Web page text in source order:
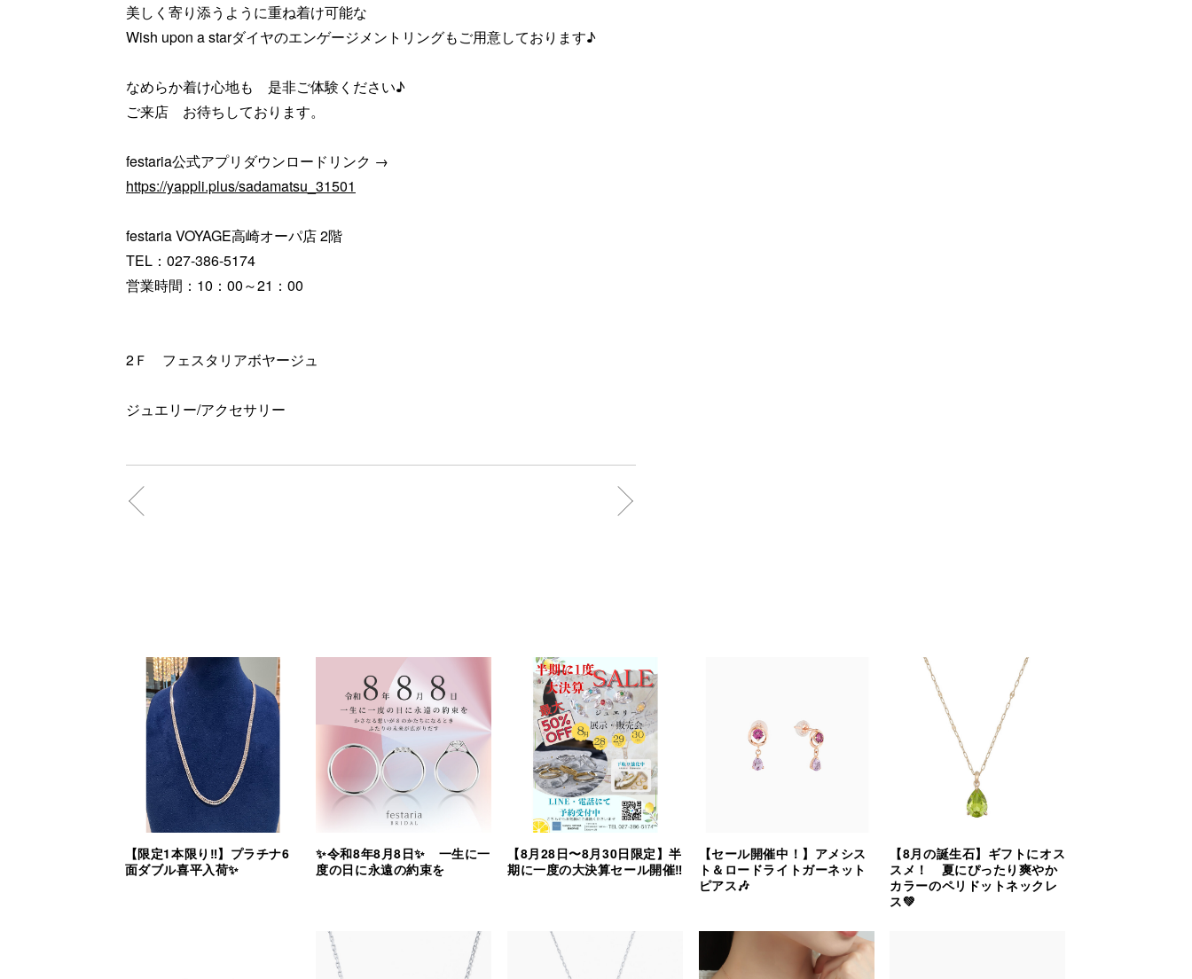
美しく寄り添うように重ね着け可能な
Wish upon a starダイヤのエンゲージメントリングもご用意しております♪
なめらか着け心地も 是非ご体験ください♪
ご来店 お待ちしております。
festaria公式アプリダウンロードリンク →
https://yappli.plus/sadamatsu_31501
festaria VOYAGE高崎オーパ店 2階
TEL：027-386-5174
営業時間：10：00～21：00
2Ｆ フェスタリアボヤージュ
ジュエリー/アクセサリー
【限定1本限り‼︎】プラチナ6
面ダブル喜平入荷✨
✨令和8年8月8日✨ 一生に一
度の日に永遠の約束を
【8月28日〜8月30日限定】半
期に一度の大決算セール開催‼︎
【セール開催中！】アメシス
ト＆ロードライトガーネット
ピアス🎶
【8月の誕生石】ギフトにオス
スメ！ 夏にぴったり爽やか
カラーのペリドットネックレ
ス💚